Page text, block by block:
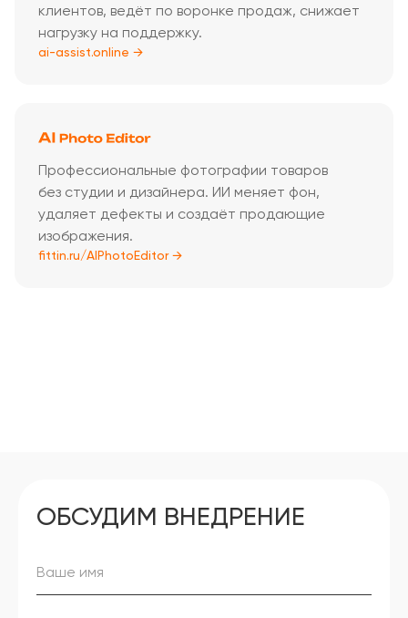
клиентов, ведёт по воронке продаж, снижает
нагрузку на поддержку.
ai-assist.online →
Профессиональные фотографии товаров
без студии и дизайнера. ИИ меняет фон,
удаляет дефекты и создаёт продающие
изображения.
fittin.ru/AIPhotoEditor →
ОБСУДИМ ВНЕДРЕНИЕ